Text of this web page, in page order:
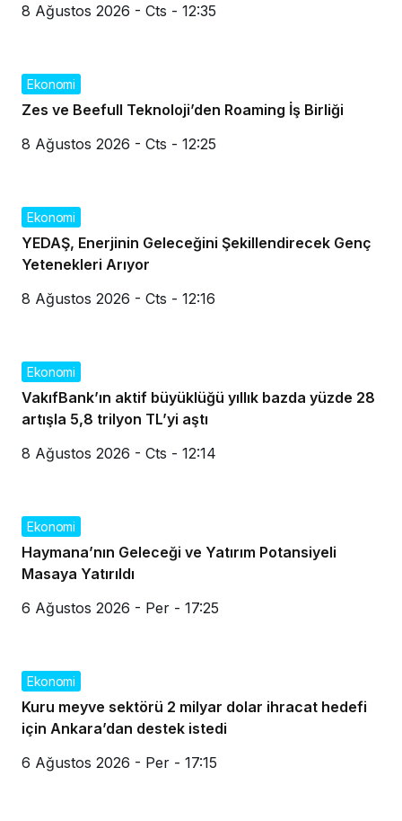
8 Ağustos 2026 - Cts - 12:35
Ekonomi
Zes ve Beefull Teknoloji’den Roaming İş Birliği
8 Ağustos 2026 - Cts - 12:25
Ekonomi
YEDAŞ, Enerjinin Geleceğini Şekillendirecek Genç
Yetenekleri Arıyor
8 Ağustos 2026 - Cts - 12:16
Ekonomi
VakıfBank’ın aktif büyüklüğü yıllık bazda yüzde 28
artışla 5,8 trilyon TL’yi aştı
8 Ağustos 2026 - Cts - 12:14
Ekonomi
Haymana’nın Geleceği ve Yatırım Potansiyeli
Masaya Yatırıldı
6 Ağustos 2026 - Per - 17:25
Ekonomi
Kuru meyve sektörü 2 milyar dolar ihracat hedefi
için Ankara’dan destek istedi
6 Ağustos 2026 - Per - 17:15